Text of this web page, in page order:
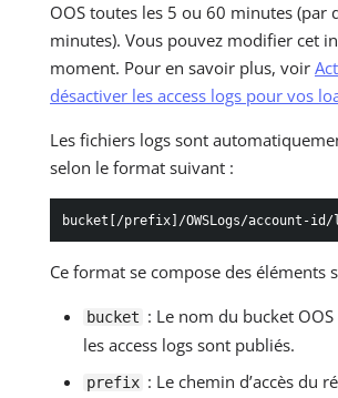
OOS toutes les 5 ou 60 minutes (par
minutes). Vous pouvez modifier cet
moment. Pour en savoir plus, voir
désactiver les access logs pour vos
Les fichiers logs sont
selon le format suivant :
bucket[/prefix]/OWSLogs/account-
Ce format se compose des éléments
bucket : Le nom du bucket
les access logs sont publiés.
prefix : Le chemin d’accès du